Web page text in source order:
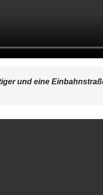
und eine